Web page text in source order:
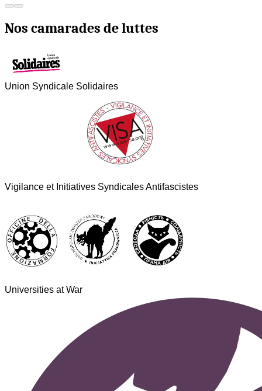
Nos camarades de luttes
Union Syndicale Solidaires
Vigilance et Initiatives Syndicales Antifascistes
Universities at War